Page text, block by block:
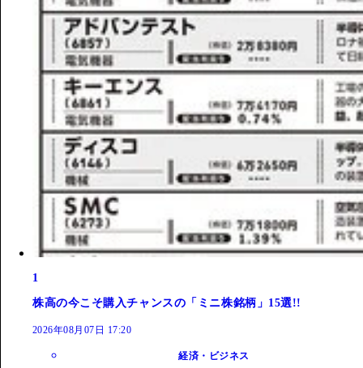
1
株高の今こそ購入チャンスの「ミニ株銘柄」15選!!
2026年08月07日 17:20
経済・ビジネス